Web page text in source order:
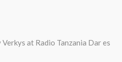
at Radio Tanzania Dar es